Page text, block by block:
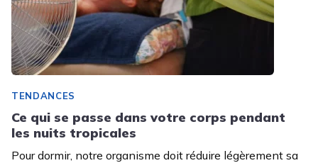
TENDANCES
Ce qui se passe dans votre corps pendant
les nuits tropicales
Pour dormir, notre organisme doit réduire légèrement sa